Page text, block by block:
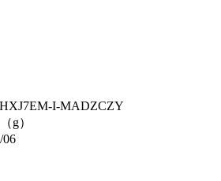
I-MADZCZY
g）
06